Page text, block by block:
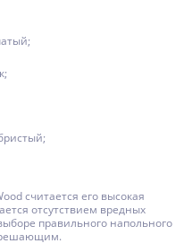
считается его высокая
отсутствием вредных
правильного напольного
решающим.